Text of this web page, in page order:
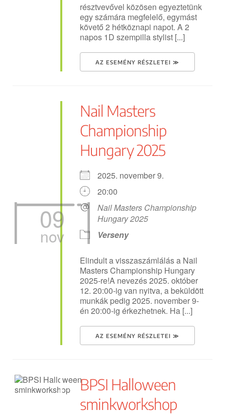
résztvevővel közösen egyeztetünk
egy számára megfelelő, egymást
követő 2 hétköznapi napot. A 2
napos 1D szempilla stylist [...]
AZ ESEMÉNY RÉSZLETEI ≫
09
nov
Nail Masters
Championship
Hungary 2025
2025. november 9.
20:00
Nail Masters Championship
Hungary 2025
Verseny
Elindult a visszaszámlálás a Nail
Masters Championship Hungary
2025-re!A nevezés 2025. október
12. 20:00-ig van nyitva, a beküldött
munkák pedig 2025. november 9-
én 20:00-ig érkezhetnek. Ha [...]
AZ ESEMÉNY RÉSZLETEI ≫
BPSI Halloween
sminkworkshop